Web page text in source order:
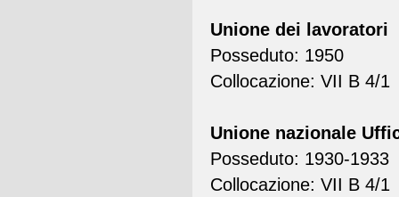
Unione dei lavoratori
Posseduto: 1950
Collocazione: VII B 4/1
Unione nazionale
Posseduto: 1930-1933
Collocazione: VII B 4/1